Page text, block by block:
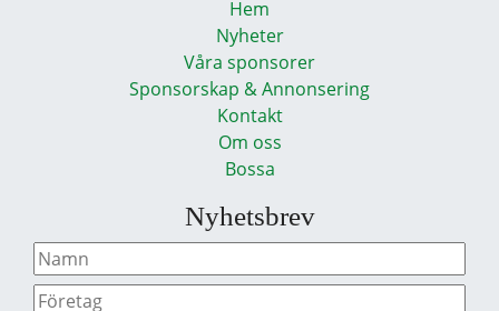
Hem
Nyheter
Våra sponsorer
Sponsorskap & Annonsering
Kontakt
Om oss
Bossa
Nyhetsbrev